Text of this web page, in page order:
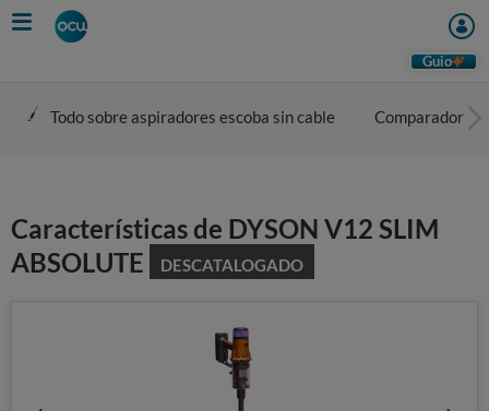
Skip
to
Guio
Todo sobre aspiradores escoba sin cable Comparador
Características de DYSON V12 SLIM
ABSOLUTE
DESCATALOGADO